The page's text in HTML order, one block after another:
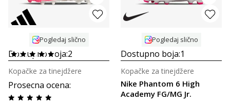
Pogledaj slično
Dostupno boja:2
Prosecna ocena:
Kopačke za tinejdžere
Pogledaj slično
Dostupno boja:1
Nike Phantom 6 High
Academy FG/MG Jr.
Kopačke za tinejdžere